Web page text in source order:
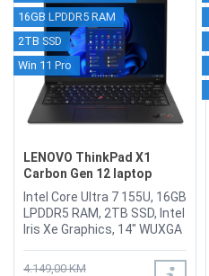
16GB LPDDR5 RAM
2TB SSD
Win 11 Pro
LENOVO ThinkPad X1
Carbon Gen 12 laptop
21KCS4S600
Intel Core Ultra 7 155U, 16GB
LPDDR5 RAM, 2TB SSD, Intel
Iris Xe Graphics, 14" WUXGA
RGB with ThinkShutter and
4.149,00 KM